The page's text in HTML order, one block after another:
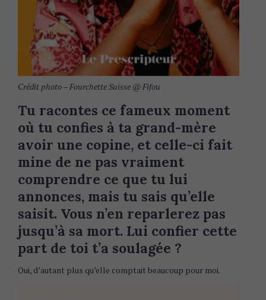
Crédit photo – Fourchette Suisse @ Fifou
Tu racontes ce fameux moment
où tu confies à ta grand-mère
avoir une copine, et celle-ci fait
mine de ne pas vraiment
comprendre ce que tu lui
annonces, mais tu sais qu’elle
saisit. Vous n’en reparlerez pas
jusqu’à sa mort. Lui confier cette
part de toi t’a soulagée ?
Oui, d’autant plus qu’elle comptait beaucoup pour moi.